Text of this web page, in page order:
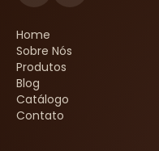
Home
Sobre Nós
Produtos
Blog
Catálogo
Contato